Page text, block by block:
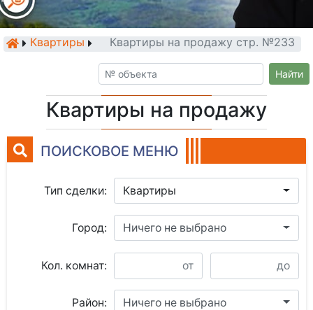
Квартиры Квартиры на продажу стр. №233
Найти
Квартиры на продажу
ПОИСКОВОЕ МЕНЮ
Тип сделки: Квартиры
Город: Ничего не выбрано
Кол. комнат:
Район: Ничего не выбрано